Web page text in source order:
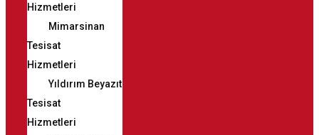
Hizmetleri
Mimarsinan
Tesisat
Hizmetleri
Yıldırım Beyazıt
Tesisat
Hizmetleri